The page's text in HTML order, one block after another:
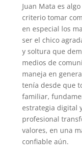
Juan Mata es
criterio tomar
en especial los
ser el chico
y soltura que
medios de
maneja en
tenía desde que
familiar,
estrategia digital
profesional
valores, en una
confiable aún.